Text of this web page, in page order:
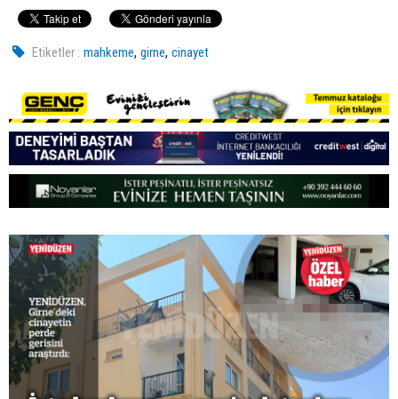
Etiketler : mahkeme,girne,cinayet